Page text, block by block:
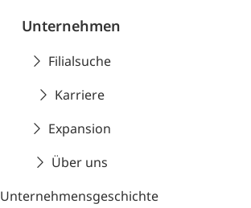
Unternehmen
Filialsuche
Karriere
Expansion
Über uns
Unternehmensgeschichte